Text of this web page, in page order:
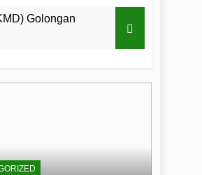
Golongan
Disiplin,